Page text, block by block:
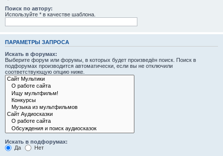
Поиск по автору:
Используйте * в качестве шаблона.
ПАРАМЕТРЫ ЗАПРОСА
Искать в форумах:
Выберите форум или форумы, в которых будет произведён поиск. Поиск в
подфорумах производится автоматически, если вы не отключили
соответствующую опцию ниже.
Искать в подфорумах:
Да
Нет